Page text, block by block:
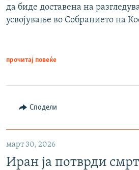
да биде доставена на
усвојување во Собранието на
прочитај повеќе
Сподели
март 30, 2026
Иран ја потврди